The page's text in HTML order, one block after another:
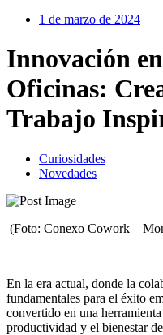
1 de marzo de 2024
Innovación
Oficinas:
Trabajo
Curiosidades
Novedades
(Foto: Conexo Cowork –
En la era actual, donde la
fundamentales para el éxito
convertido en una
productividad y el bienestar